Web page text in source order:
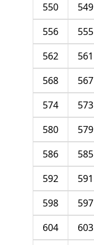
549
550
555
556
561
562
567
568
573
574
579
580
585
586
591
592
597
598
603
604